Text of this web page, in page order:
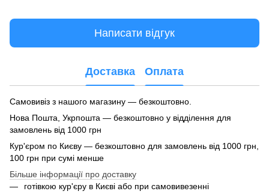
Написати відгук
Доставка Оплата
Самовивіз з нашого магазину — безкоштовно.
Нова Пошта, Укрпошта — безкоштовно у відділення для
замовлень від 1000 грн
Кур'єром по Києву — безкоштовно для замовлень від 1000 грн,
100 грн при сумі менше
Більше інформації про доставку
готівкою кур'єру в Києві або при самовивезенні